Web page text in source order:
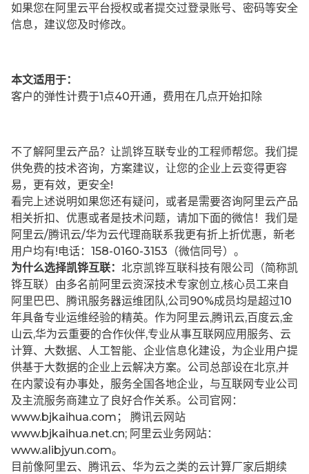
如果您在阿里云平台授权或者提交过登录账号、密码等安全
信息，建议您及时修改。
本文适用于：
客户的弹性计费于1点40开通，费用在几点开始扣除
不了解阿里云产品？让凯铧互联专业的工程师帮您。我们提
供免费的技术咨询，方案建议，让您的企业上云变得更容
易，更有效，更安全!
看完上述说明如果您还有疑问，或者是需要咨询阿里云产品
相关折扣、优惠或者是技术问题，请加下面的微信！我们是
阿里云/腾讯云/华为云代理商联系我更有折上折优惠，新老
用户均有!电话：158-0160-3153（微信同号）。
为什么选择凯铧互联： 北京凯铧互联科技有限公司（简称凯
铧互联）由多名前阿里云资深技术专家创立,核心员工来自
阿里巴巴、腾讯服务器运维团队,公司90%成员均是超过10
年具备专业运维经验的精英。作为阿里云,腾讯云,百度云,金
山云,华为云重要的合作伙伴,专业从事互联网应用服务、云
计算、大数据、人工智能、企业信息化建设，为企业用户提
供基于大数据的企业上云解决方案。公司总部设在北京,并
在内蒙设有办事处，服务全国各地企业，与互联网专业公司
及主流服务商建立了良好合作关系。公司官网：
www.bjkaihua.com； 腾讯云网站
www.bjkaihua.net.cn; 阿里云业务网站：
www.alibjyun.com。
目前像阿里云、腾讯云、华为云之类的云计算厂家后期续